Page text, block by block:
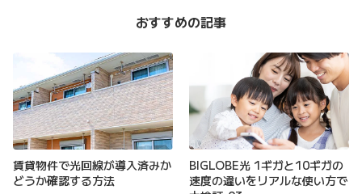
おすすめの記事
賃貸物件で光回線が導入済みか
どうか確認する方法
BIGLOBE光 1ギガと10ギガの
速度の違いをリアルな使い方で